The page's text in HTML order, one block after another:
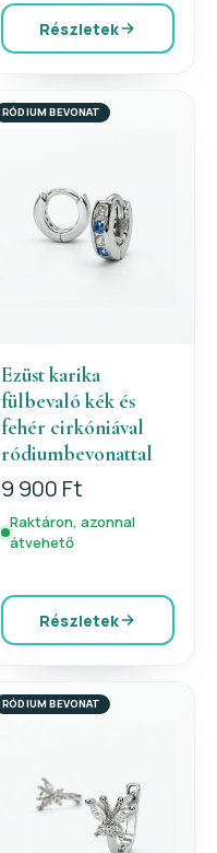
Részletek
RÓDIUM BEVONAT
Ezüst karika
fülbevaló kék és
fehér cirkóniával
ródiumbevonattal
9 900 Ft
Raktáron, azonnal
átvehető
Részletek
RÓDIUM BEVONAT